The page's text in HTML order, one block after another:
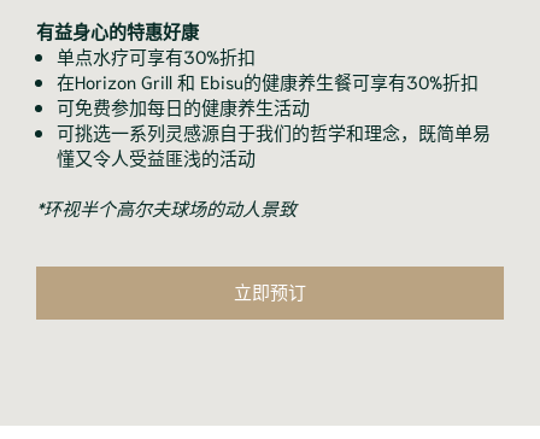
有益身心的特惠好康
单点水疗可享有30%折扣
在Horizon Grill 和 Ebisu的健康养生餐可享有30%折扣
可免费参加每日的健康养生活动
可挑选一系列灵感源自于我们的哲学和理念，既简单易
懂又令人受益匪浅的活动
*环视半个高尔夫球场的动人景致
立即预订